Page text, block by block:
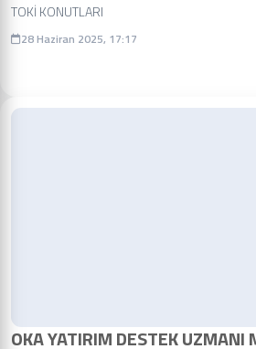
TOKİ KONUTLARI
28 Haziran 2025, 17:17
OKA YATIRIM DESTEK UZMANI